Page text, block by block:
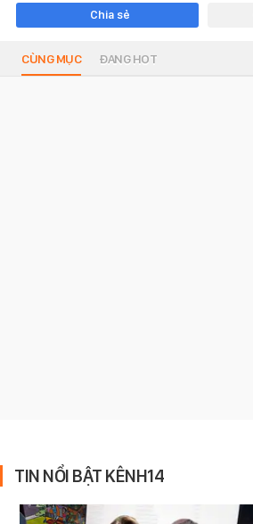
Chia sẻ
CÙNG MỤC ĐANG HOT
TIN NỔI BẬT KÊNH14